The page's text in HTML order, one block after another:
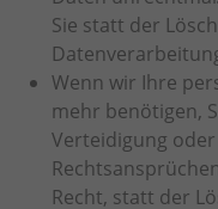
Sie statt der
Wenn wir Ihre
mehr benötigen,
Verteidigung
Recht, statt der